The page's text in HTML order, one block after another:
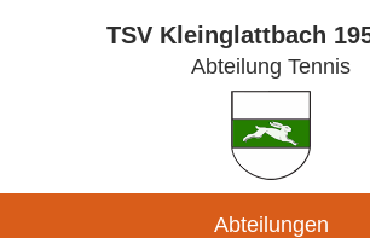
TSV Kleinglattbach
Abteilung Tennis
Abteilungen